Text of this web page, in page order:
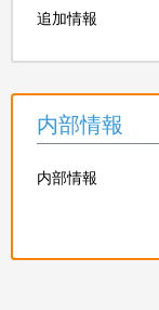
追加情報
内部情報
内部情報